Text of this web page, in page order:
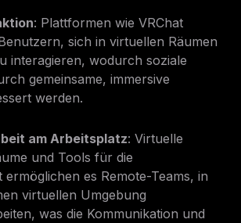
: Plattformen wie VRChat
sich in virtuellen Räumen
interagieren, wodurch soziale
gemeinsame, immersive
werden.
am Arbeitsplatz: Virtuelle
und Tools für die
ermöglichen es Remote-Teams, in
virtuellen Umgebung
was die Kommunikation und